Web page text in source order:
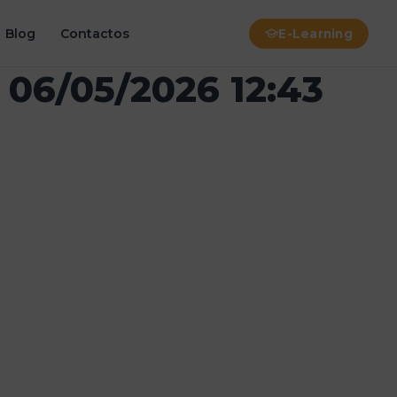
Blog Contactos E-Learning
05/2026 12:43